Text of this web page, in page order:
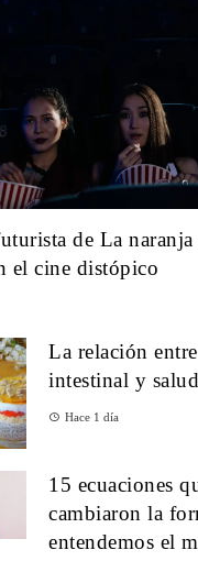
de La
el cine distópico
La relación
intestinal y
Hace 1 día
15 ecuaciones
cambiaron la
entendemos el